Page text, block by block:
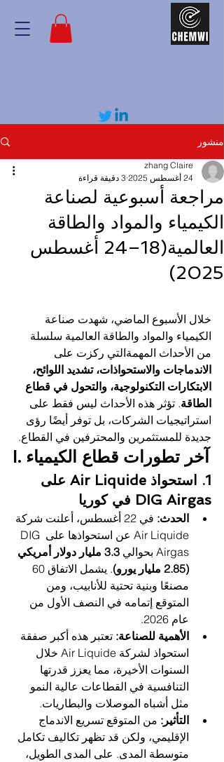
منشور
مراجعة أسبوعية لصناعة
الكيمياء والمواد والطاقة
العالمية(18–24 أغسطس
2025)
zhang Claire
24 أغسطس 2025
3 دقيقة قراءة
خلال الأسبوع الماضي، شهدت صناعة
الكيمياء والمواد والطاقة العالمية سلسلة
من الأحداث المهمةالتي ركزت على
الاندماجات والاستحواذات، تشديد اللوائح،
الابتكارات التكنولوجية، والتحول في قطاع
الطاقة. تؤثر هذه الأحداث ليس فقط على
استراتيجيات الشركات، بل توفر أيضًا رؤى
جديدة للمستثمرين والمحترفين في القطاع.
I. آخر تطورات قطاع الكيمياء
1. استحواذ Air Liquide على
DIG Airgas في كوريا
الحدث:
في 22 أغسطس، أعلنت شركة
Air Liquide عن استحواذها على DIG
Airgas بحوالي
3.3 مليار دولار أمريكي
(2.85 مليار يورو)
مصنعًا وبنية تحتية للأنابيب، ومن
المتوقع إتمامه في النصف الأول من
عام 2026.
الأهمية للصناعة: تعتبر هذه أكبر صفقة
استحواذ لشركة Air Liquide خلال
السنوات الأخيرة، مما يعزز قدرتها
التنافسية في القطاعات عالية النمو
مثل أشباه الموصلات والبطاريات.
التأثير: من المتوقع تسريع الاندماج
الإقليمي، ولكن قد تظهر تكاليف تكامل
متوسطة المدى. على المدى الطويل،